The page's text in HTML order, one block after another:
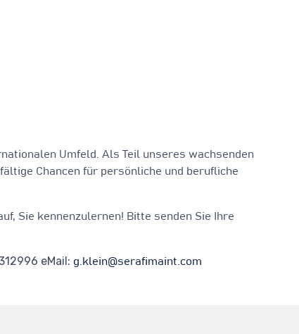
Umfeld. Als Teil unseres wachsenden
Chancen für persönliche und berufliche
Sie kennenzulernen! Bitte senden Sie Ihre
eMail: g.klein@serafimaint.com